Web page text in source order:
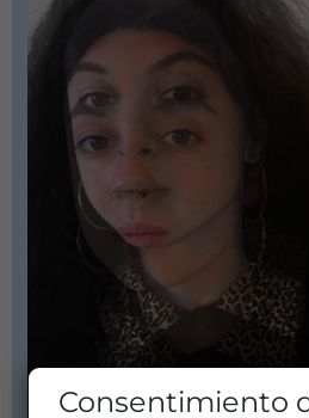
Consentimiento